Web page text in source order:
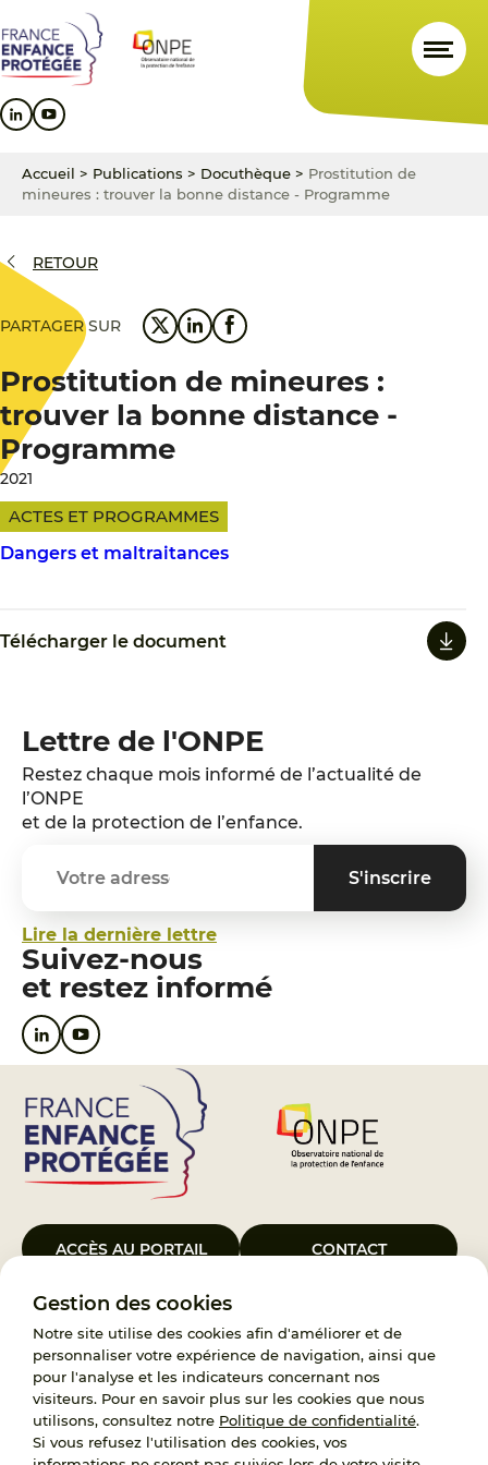
Gestion des cookies
Notre site utilise des cookies afin d'améliorer et de
personnaliser votre expérience de navigation, ainsi que
pour l'analyse et les indicateurs concernant nos
visiteurs. Pour en savoir plus sur les cookies que nous
utilisons, consultez notre Politique de confidentialité.
Si vous refusez l'utilisation des cookies, vos
au
contenu
principal
au
menu
principal
au
pied
de
Accueil > Publications > Docuthèque > Prostitution de
mineures : trouver la bonne distance - Programme
RETOUR
PARTAGER SUR
Prostitution de mineures :
trouver la bonne distance -
Programme
2021
ACTES ET PROGRAMMES
Dangers et maltraitances
Télécharger le document
Lettre de l'ONPE
Restez chaque mois informé de l’actualité de
l’ONPE
et de la protection de l’enfance.
Lire la dernière lettre
Suivez-nous
et restez informé
ACCÈS AU PORTAIL CONTACT
Le Groupement d’Intérêt Public France Enfance Protégée, créé le 5
janvier 2023, a pour objet d’assurer les missions de service public du
119, d’accompagnement des adoptants et de traitement des
demandes d’accès aux origines personnelles. France Enfance
Protégée est également un observatoire et une ressource pour
l’ensemble des professionnels, ainsi qu’un appui à l’élaboration de la
politique publique à travers le soutien à l’activité des conseils
nationaux.